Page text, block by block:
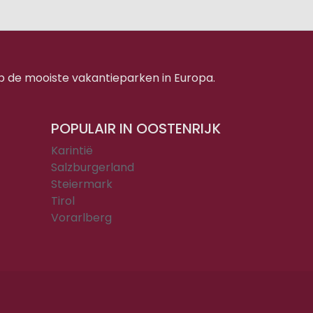
mooiste vakantieparken in Europa.
POPULAIR IN OOSTENRIJK
Karintië
Salzburgerland
Steiermark
Tirol
Vorarlberg